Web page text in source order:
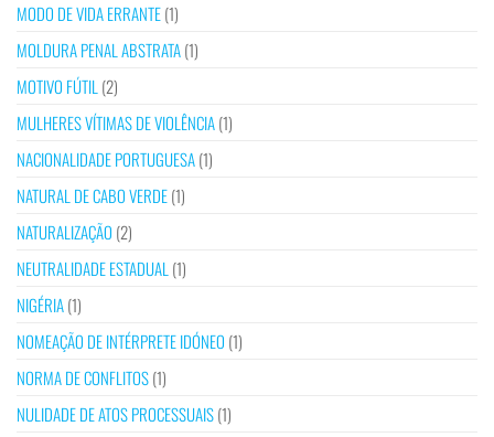
MODO DE VIDA ERRANTE(1)
MOLDURA PENAL ABSTRATA(1)
MOTIVO FÚTIL (2)
MULHERES VÍTIMAS DE VIOLÊNCIA(1)
NACIONALIDADE PORTUGUESA(1)
NATURAL DE CABO VERDE(1)
NATURALIZAÇÃO (2)
NEUTRALIDADE ESTADUAL (1)
NIGÉRIA(1)
NOMEAÇÃO DE INTÉRPRETE IDÓNEO (1)
NORMA DE CONFLITOS(1)
NULIDADE DE ATOS PROCESSUAIS(1)